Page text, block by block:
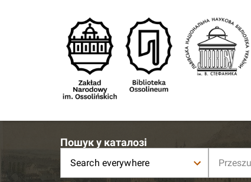
Пошук у каталозі
Search everywhere